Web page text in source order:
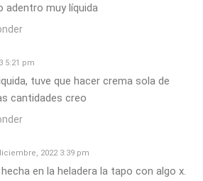
adentro muy líquida
5:21 pm
tuve que hacer crema sola de
cantidades creo
2022 3:39 pm
en la heladera la tapo con algo x.